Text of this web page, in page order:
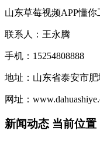
山东草莓视频APP懂
联系人：王永腾
手机：15254808888
地址：山东省泰安市
网址：
新闻动态 当前位置